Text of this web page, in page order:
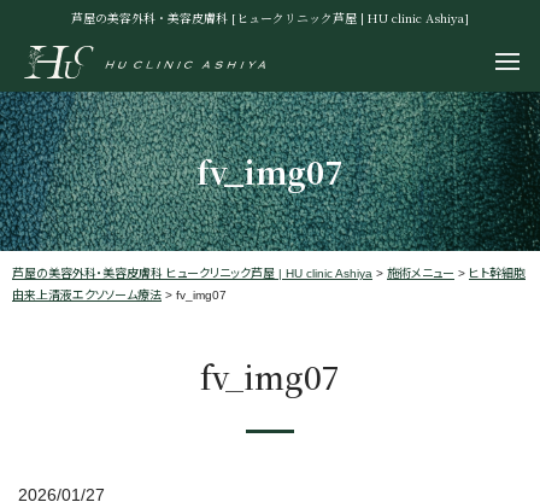
芦屋の美容外科・美容皮膚科 [ヒュークリニック芦屋 | HU clinic Ashiya]
fv_img07
芦屋の美容外科・美容皮膚科 ヒュークリニック芦屋 | HU clinic Ashiya > 施術メニュー > ヒト幹細胞
由来上清液エクソソーム療法 > fv_img07
fv_img07
2026/01/27